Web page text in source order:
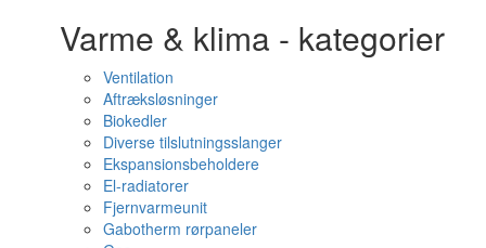
Varme & klima - kategorier
Ventilation
Aftræksløsninger
Biokedler
Diverse tilslutningsslanger
Ekspansionsbeholdere
El-radiatorer
Fjernvarmeunit
Gabotherm rørpaneler